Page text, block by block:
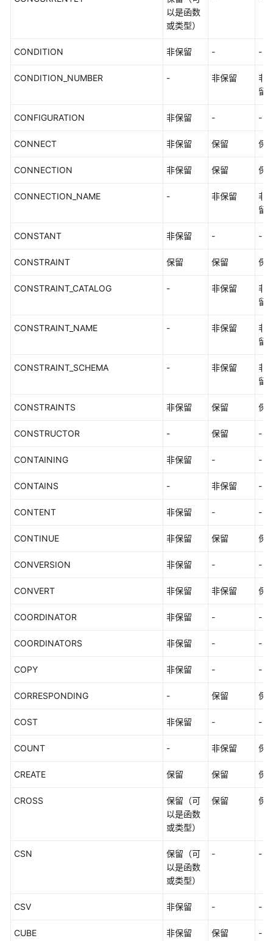
频
助
性
南
容
考
工
参
文
载
通
参
品
语
责
共
务
级
议
皮
资
域
权
以是函数
或类型）
CONDITION 非保留 - -
CONDITION_NUMBER - 非保留
非
留
CONFIGURATION 非保留 - -
CONNECT 非保留 保留 保
CONNECTION 非保留 保留 保
CONNECTION_NAME - 非保留
非
留
CONSTANT 非保留 - -
CONSTRAINT 保留 保留 保
CONSTRAINT_CATALOG - 非保留
非
留
CONSTRAINT_NAME - 非保留
非
留
CONSTRAINT_SCHEMA - 非保留
非
留
CONSTRAINTS 非保留 保留 保
CONSTRUCTOR - 保留 -
CONTAINING 非保留 - -
CONTAINS - 非保留 -
CONTENT 非保留 - -
CONTINUE 非保留 保留 保
CONVERSION 非保留 - -
CONVERT 非保留 非保留 保
COORDINATOR 非保留 - -
COORDINATORS 非保留 - -
COPY 非保留 - -
CORRESPONDING - 保留 保
COST 非保留 - -
COUNT - 非保留 保
CREATE 保留 保留 保
CROSS
保留（可
以是函数
或类型）
保留 保
CSN
保留（可
以是函数
或类型）
- -
CSV 非保留 - -
CUBE 非保留 保留 -